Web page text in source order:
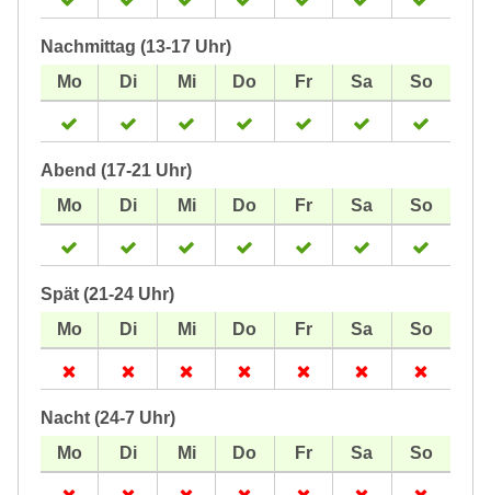
Nachmittag (13-17 Uhr)
Abend (17-21 Uhr)
Spät (21-24 Uhr)
Nacht (24-7 Uhr)